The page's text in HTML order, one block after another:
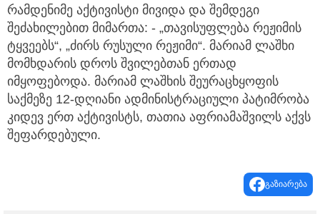
რამდენიმე აქტივისტი მივიდა და შემდეგი
შეძახილებით მიმართა: - „თავისუფლება რეჟიმის
ტყვეებს“, „ძირს რუსული რეჟიმი“. მარიამ ლაშხი
მომხდარის დროს შვილებთან ერთად
იმყოფებოდა. მარიამ ლაშხის შეურაცხყოფის
საქმეზე 12-დღიანი ადმინისტრაციული პატიმრობა
კიდევ ერთ აქტივისტს, თათია აფრიამაშვილს აქვს
შეფარდებული.
გაზიარება